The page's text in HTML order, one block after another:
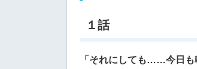
１話
「それにしても……今日も